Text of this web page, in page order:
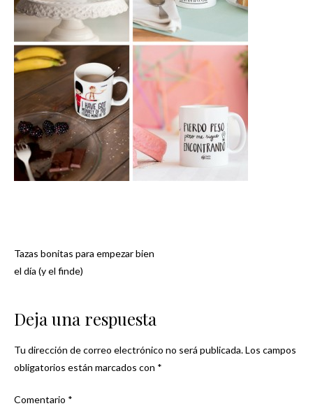
Navegación
Tazas bonitas para empezar bien
el día (y el finde)
Deja una respuesta
Tu dirección de correo electrónico no será publicada.Los campos
obligatorios están marcados con *
Comentario *